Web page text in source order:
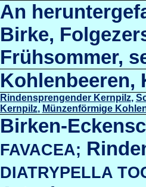
An
Birke,
Frühsommer,
Rindensprengender Kernpilz,
Kernpilz, Münzenförmige
Birken-
FAVACEA;
DIATRYPELLA